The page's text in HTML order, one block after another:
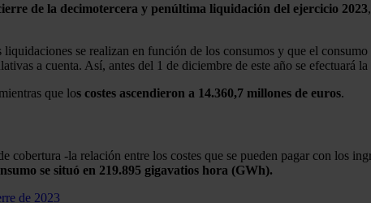
de la decimotercera y penúltima liquidación del ejercicio 2023
se realizan en función de los consumos y que el consumo
a cuenta. Así, antes del 1 de diciembre de este año se efectuará
que los costes ascendieron a 14.360,7 millones de euros.
-la relación entre los costes que se pueden pagar con los
se situó en 219.895 gigavatios hora (GWh).